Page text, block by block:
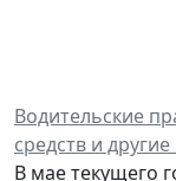
Водительские
средств и
В мае текущего